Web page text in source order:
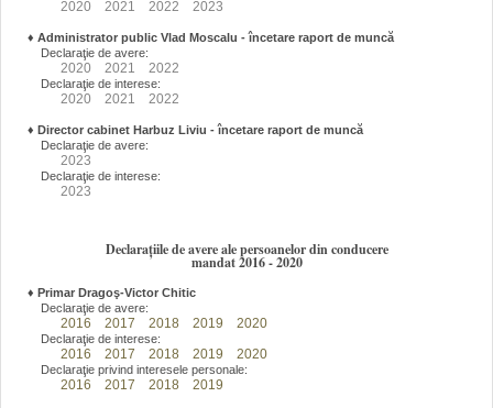
2020 2021 2022 2023
♦ Administrator public Vlad Moscalu - încetare raport de muncă
Declaraţie de avere:
2020 2021 2022
Declaraţie de interese:
2020 2021 2022
♦ Director cabinet Harbuz Liviu - încetare raport de muncă
Declaraţie de avere:
2023
Declaraţie de interese:
2023
Declarațiile de avere ale persoanelor din conducere
mandat 2016 - 2020
♦ Primar Dragoş-Victor Chitic
Declaraţie de avere:
2016 2017 2018 2019 2020
Declaraţie de interese:
2016 2017 2018 2019 2020
Declaraţie privind interesele personale:
2016 2017 2018 2019